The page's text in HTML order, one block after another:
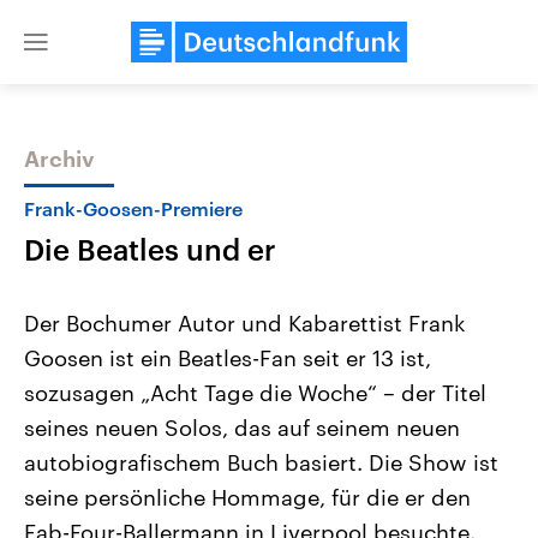
Close
Themen
Landtagswahl Sachsen-Anhalt
2026
Alle Informationen
Sachsen-Anhalt wählt am 6.
September 2026 einen neuen
Landtag. Seit 2021 wird das
Bundesland von einer Koalition aus
USA
Aktuelle Beiträge,
Hintergründe
Wirtschaftlich und
gehören die Vereinigten
den mächtigsten Ländern
mit großem Einfluss auf
Archiv
Frank-Goosen-Premiere
Die Beatles und er
Der Bochumer Autor und Kabarettist Frank
Goosen ist ein Beatles-Fan seit er 13 ist,
sozusagen „Acht Tage die Woche“ – der Titel
seines neuen Solos, das auf seinem neuen
autobiografischem Buch basiert. Die Show ist
seine persönliche Hommage, für die er den
Fab-Four-Ballermann in Liverpool besuchte.